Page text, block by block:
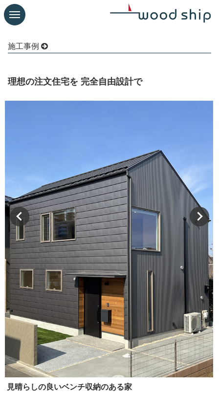
施工事例
理想の注文住宅を 完全自由設計で
見晴らしの良いベンチ収納のある家